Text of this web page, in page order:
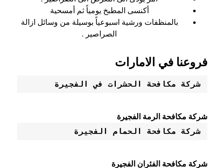
أكنسى المطبخ يومياً ثم أمسحية
بالمنظفات ورشية اسبوعياً بوسيلة من وسائل ازالة
الصراصير .
فروعنا في الامارات
شركة مكافحة الحشرات في الفجيرة
شركة مكافحة الرمة الفجيرة
شركة مكافحة الحمام الفجيرة
شركة مكافحة الفئران الفجيرة